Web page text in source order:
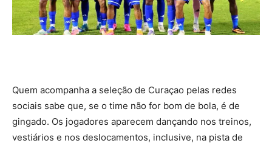
Quem acompanha a seleção de Curaçao pelas redes
sociais sabe que, se o time não for bom de bola, é de
gingado. Os jogadores aparecem dançando nos treinos,
vestiários e nos deslocamentos, inclusive, na pista de